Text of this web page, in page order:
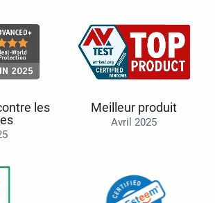
les
Meilleur produit
Avril 2025